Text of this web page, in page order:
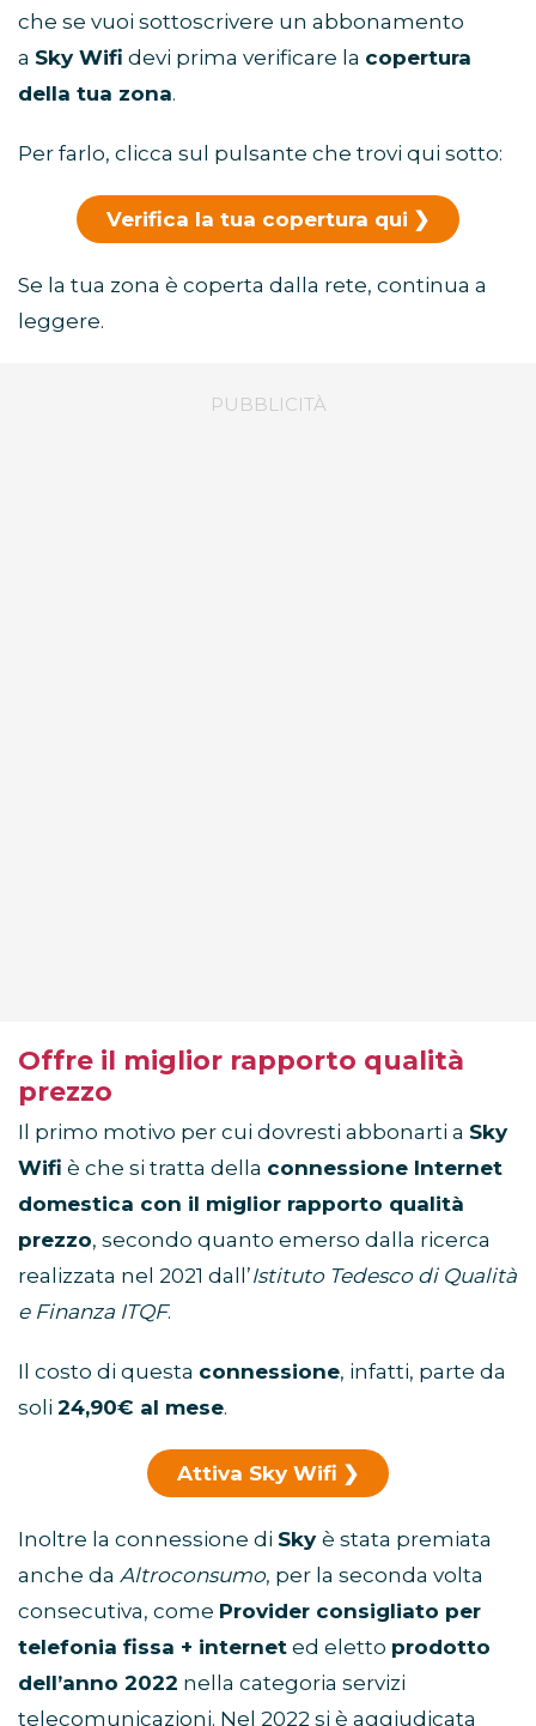
che se vuoi sottoscrivere un abbonamento
a Sky Wifi devi prima verificare la copertura
della tua zona.
Per farlo, clicca sul pulsante che trovi qui sotto:
Verifica la tua copertura qui
Se la tua zona è coperta dalla rete, continua a
leggere.
Offre il miglior rapporto qualità
prezzo
Il primo motivo per cui dovresti abbonarti a Sky
Wifi è che si tratta della connessione Internet
domestica con il miglior rapporto qualità
prezzo, secondo quanto emerso dalla ricerca
realizzata nel 2021 dall’Istituto Tedesco di Qualità
e Finanza ITQF.
Il costo di questa connessione, infatti, parte da
soli 24,90€ al mese.
Attiva Sky Wifi
Inoltre la connessione di Sky è stata premiata
anche da Altroconsumo, per la seconda volta
consecutiva, come Provider consigliato per
telefonia fissa + internet ed eletto prodotto
dell’anno 2022 nella categoria servizi
telecomunicazioni. Nel 2022 si è aggiudicata